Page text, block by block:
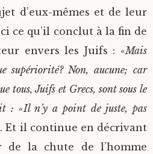
d’eux-mêmes et de leur
ce qu’il conclut à la fin de
envers les Juifs : «Mais
supériorité? Non, aucune; car
tous, Juifs et Grecs, sont sous le
: «Il n’y a point de juste, pas
Et il continue en décrivant
de la chute de l’homme